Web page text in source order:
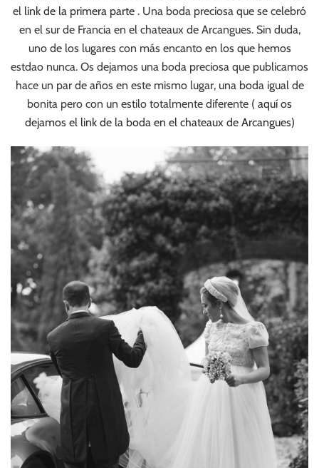
el link de la primera parte . Una boda preciosa que se celebró
en el sur de Francia en el chateaux de Arcangues. Sin duda,
uno de los lugares con más encanto en los que hemos
estdao nunca. Os dejamos una boda preciosa que publicamos
hace un par de años en este mismo lugar, una boda igual de
bonita pero con un estilo totalmente diferente ( aquí os
dejamos el link de la boda en el chateaux de Arcangues)